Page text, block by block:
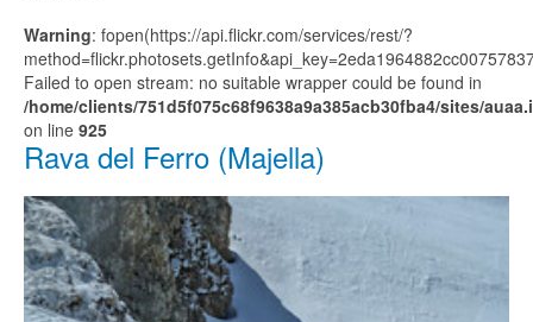
Warning: fopen(https://api.flickr.com/services/rest/?
Failed to open stream: no suitable wrapper could be found in
/home/clients/751d5f075c68f9638a9a385acb30fba4/sites/
on line 925
Rava del Ferro (Majella)